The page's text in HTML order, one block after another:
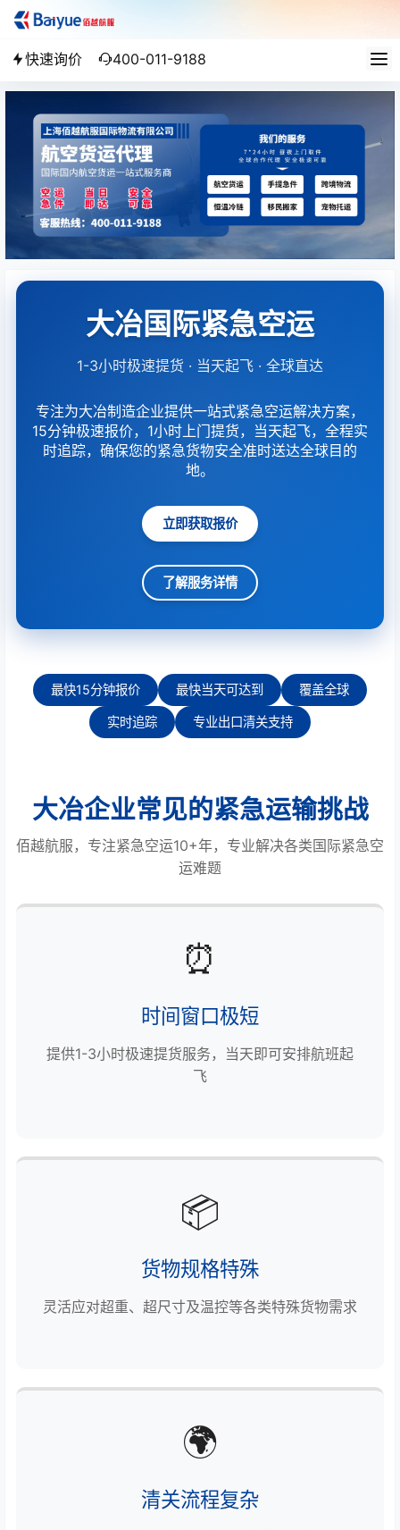
快速询价 400-011-9188
大冶国际紧急空运
1-3小时极速提货 · 当天起飞 · 全球直达
专注为大冶制造企业提供一站式紧急空运解决方案，
15分钟极速报价，1小时上门提货，当天起飞，全程实
时追踪，确保您的紧急货物安全准时送达全球目的
地。
立即获取报价
了解服务详情
最快15分钟报价 最快当天可达到 覆盖全球
实时追踪 专业出口清关支持
大冶企业常见的紧急运输挑战
佰越航服，专注紧急空运10+年，专业解决各类国际紧急空
运难题
⏰
时间窗口极短
提供1-3小时极速提货服务，当天即可安排航班起
飞
📦
货物规格特殊
灵活应对超重、超尺寸及温控等各类特殊货物需求
🌍
清关流程复杂